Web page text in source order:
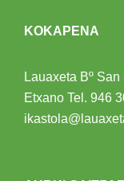
KOKAPENA
Lauaxeta Bº
Etxano Tel. 946